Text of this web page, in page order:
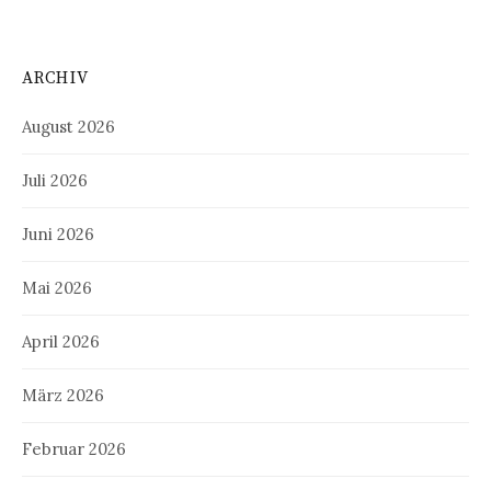
ARCHIV
August 2026
Juli 2026
Juni 2026
Mai 2026
April 2026
März 2026
Februar 2026